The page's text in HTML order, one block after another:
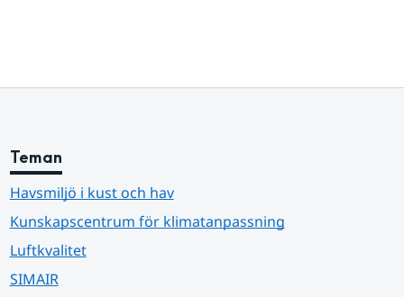
Teman
Havsmiljö i kust och hav
Kunskapscentrum för klimatanpassning
Luftkvalitet
SIMAIR